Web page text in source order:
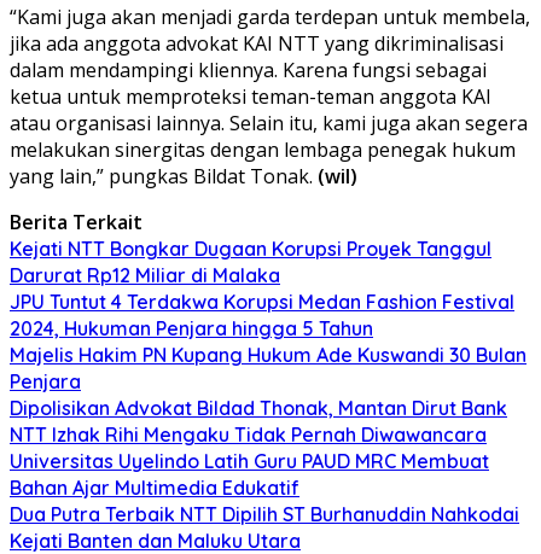
“Kami juga akan menjadi garda terdepan untuk membela,
jika ada anggota advokat KAI NTT yang dikriminalisasi
dalam mendampingi kliennya. Karena fungsi sebagai
ketua untuk memproteksi teman-teman anggota KAI
atau organisasi lainnya. Selain itu, kami juga akan segera
melakukan sinergitas dengan lembaga penegak hukum
yang lain,” pungkas Bildat Tonak. (wil)
Berita Terkait
Kejati NTT Bongkar Dugaan Korupsi Proyek Tanggul
Darurat Rp12 Miliar di Malaka
JPU Tuntut 4 Terdakwa Korupsi Medan Fashion Festival
2024, Hukuman Penjara hingga 5 Tahun
Majelis Hakim PN Kupang Hukum Ade Kuswandi 30 Bulan
Penjara
Dipolisikan Advokat Bildad Thonak, Mantan Dirut Bank
NTT Izhak Rihi Mengaku Tidak Pernah Diwawancara
Universitas Uyelindo Latih Guru PAUD MRC Membuat
Bahan Ajar Multimedia Edukatif
Dua Putra Terbaik NTT Dipilih ST Burhanuddin Nahkodai
Kejati Banten dan Maluku Utara